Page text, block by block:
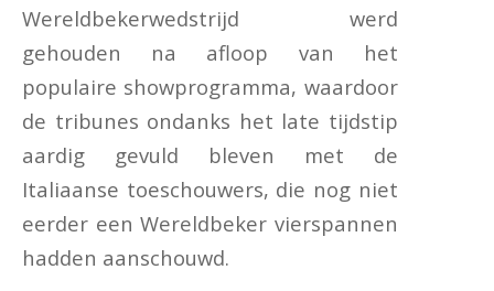
Wereldbekerwedstrijd werd
gehouden na afloop van het
populaire showprogramma, waardoor
de tribunes ondanks het late tijdstip
aardig gevuld bleven met de
Italiaanse toeschouwers, die nog niet
eerder een Wereldbeker vierspannen
hadden aanschouwd.